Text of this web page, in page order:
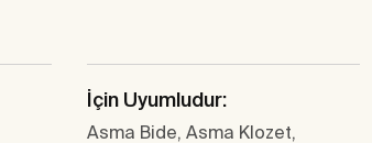
İçin Uyumludur:
Asma Bide, Asma Klozet,